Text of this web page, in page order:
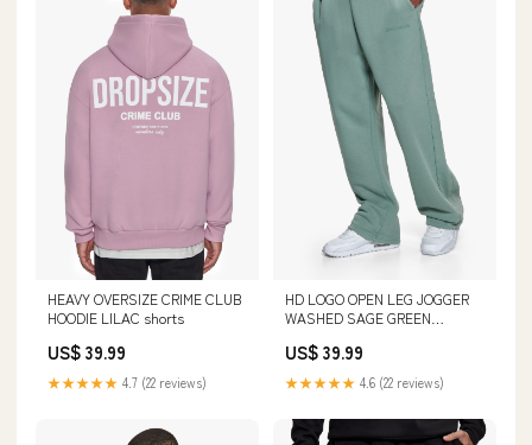
HEAVY OVERSIZE CRIME CLUB
HOODIE LILAC shorts
US$ 39.99
★★★★★ 4.7 (22 reviews)
HD LOGO OPEN LEG JOGGER
WASHED SAGE GREEN
US$ 39.99
★★★★★ 4.6 (22 reviews)